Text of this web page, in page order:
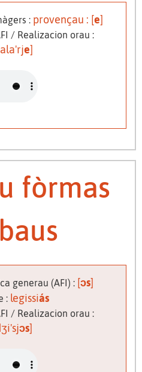
: provençau : [e]
/ Realizacion orau :
e]
fòrmas
generau (AFI) : [ɔs]
: legissiás
/ Realizacion orau :
ɔs]